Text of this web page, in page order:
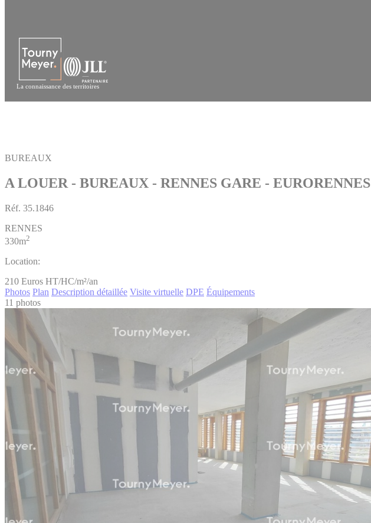
La connaissance des territoires
BUREAUX
A LOUER - BUREAUX - RENNES GARE - EURORENNES
Réf. 35.1846
RENNES
330m2
Location:
210 Euros HT/HC/m²/an
Photos Plan Description détaillée Visite virtuelle DPE Équipements
11 photos